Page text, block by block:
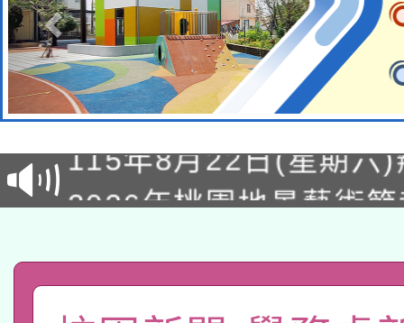
轉知經濟部水利署委託
業技術研究院辦理「
用水績優單位及節水達
115年8月22日(星期六
桃園市孔廟祈福系列
2026年桃園地景藝術
關事宜
轉知教育部國民及學前